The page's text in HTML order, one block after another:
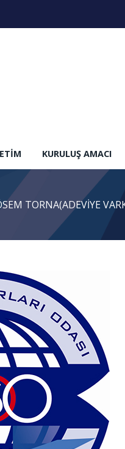
KURULUŞ AMACI
TORNA(ADEVİYE